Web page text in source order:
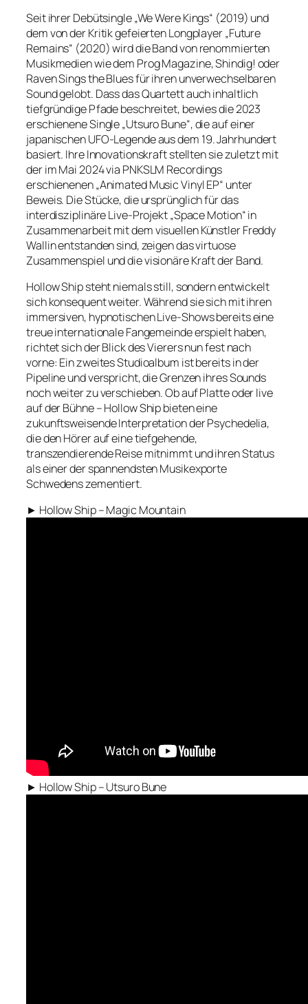
Seit ihrer Debütsingle „We Were Kings“ (2019) und
dem von der Kritik gefeierten Longplayer „Future
Remains“ (2020) wird die Band von renommierten
Musikmedien wie dem Prog Magazine, Shindig! oder
Raven Sings the Blues für ihren unverwechselbaren
Sound gelobt. Dass das Quartett auch inhaltlich
tiefgründige Pfade beschreitet, bewies die 2023
erschienene Single „Utsuro Bune“, die auf einer
japanischen UFO-Legende aus dem 19. Jahrhundert
basiert. Ihre Innovationskraft stellten sie zuletzt mit
der im Mai 2024 via PNKSLM Recordings
erschienenen „Animated Music Vinyl EP“ unter
Beweis. Die Stücke, die ursprünglich für das
interdisziplinäre Live-Projekt „Space Motion“ in
Zusammenarbeit mit dem visuellen Künstler Freddy
Wallin entstanden sind, zeigen das virtuose
Zusammenspiel und die visionäre Kraft der Band.
Hollow Ship steht niemals still, sondern entwickelt
sich konsequent weiter. Während sie sich mit ihren
immersiven, hypnotischen Live-Shows bereits eine
treue internationale Fangemeinde erspielt haben,
richtet sich der Blick des Vierers nun fest nach
vorne: Ein zweites Studioalbum ist bereits in der
Pipeline und verspricht, die Grenzen ihres Sounds
noch weiter zu verschieben. Ob auf Platte oder live
auf der Bühne – Hollow Ship bieten eine
zukunftsweisende Interpretation der Psychedelia,
die den Hörer auf eine tiefgehende,
transzendierende Reise mitnimmt und ihren Status
als einer der spannendsten Musikexporte
Schwedens zementiert.
► Hollow Ship – Magic Mountain
► Hollow Ship – Utsuro Bune